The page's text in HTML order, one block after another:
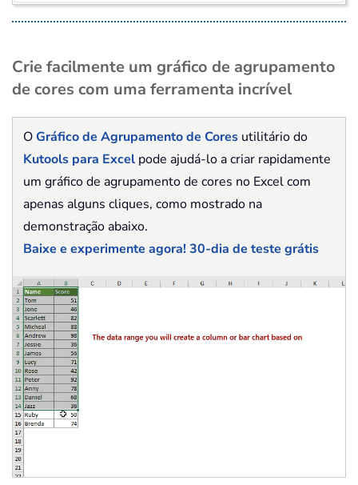
Crie facilmente um gráfico de agrupamento
de cores com uma ferramenta incrível
OGráfico de Agrupamento de Cores utilitário do
Kutools para Excel pode ajudá-lo a criar rapidamente
um gráfico de agrupamento de cores no Excel com
apenas alguns cliques, como mostrado na
demonstração abaixo.
Baixe e experimente agora! 30-dia de teste grátis